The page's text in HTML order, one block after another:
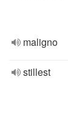
maligno
stillest